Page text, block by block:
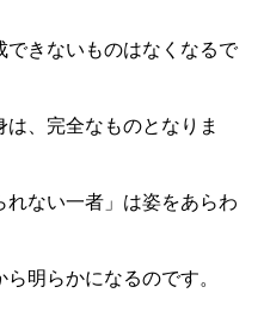
きないものはなくなるで
、完全なものとなりま
ない一者」は姿をあらわ
明らかになるのです。